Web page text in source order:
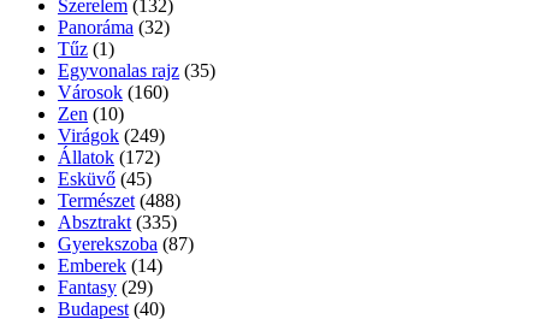
Szerelem (132)
Panoráma (32)
Tűz (1)
Egyvonalas rajz (35)
Városok (160)
Zen (10)
Virágok (249)
Állatok (172)
Esküvő (45)
Természet (488)
Absztrakt (335)
Gyerekszoba (87)
Emberek (14)
Fantasy (29)
Budapest (40)